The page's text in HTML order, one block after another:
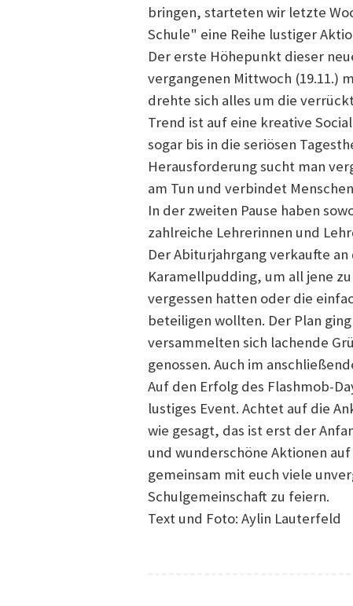
bringen, starteten wir letzte
Schule" eine Reihe lustiger
Der erste Höhepunkt dieser
vergangenen Mittwoch (19.11.)
drehte sich alles um die
Trend ist auf eine kreative
sogar bis in die seriösen
Herausforderung sucht man
am Tun und verbindet
In der zweiten Pause haben
zahlreiche Lehrerinnen und
Der Abiturjahrgang verkaufte
Karamellpudding, um all jene
vergessen hatten oder die
beteiligen wollten. Der Plan
versammelten sich lachende
genossen. Auch im
Auf den Erfolg des Flashmob-
lustiges Event. Achtet auf die
wie gesagt, das ist erst der
und wunderschöne Aktionen
gemeinsam mit euch viele
Schulgemeinschaft zu feiern.
Text und Foto: Aylin Lauterfeld